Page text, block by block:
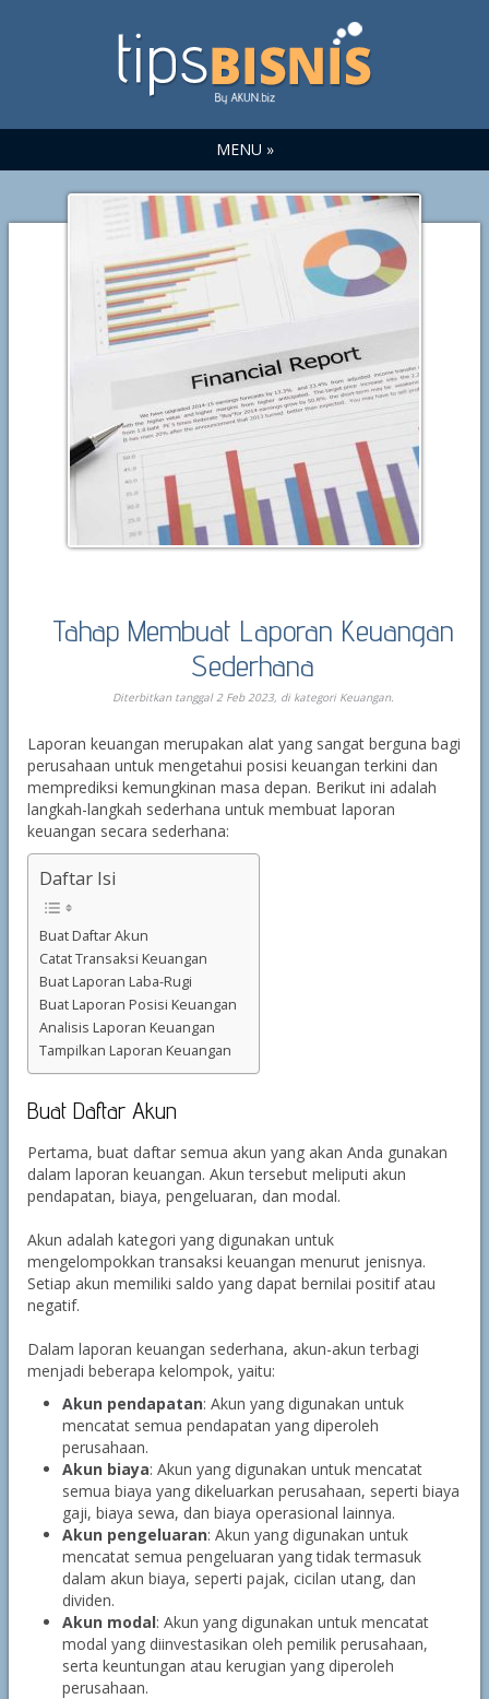
MENU »
Tahap Membuat Laporan Keuangan
Sederhana
Diterbitkan tanggal 2 Feb 2023, di kategori Keuangan.
Laporan keuangan merupakan alat yang sangat berguna bagi
perusahaan untuk mengetahui posisi keuangan terkini dan
memprediksi kemungkinan masa depan. Berikut ini adalah
langkah-langkah sederhana untuk membuat laporan
keuangan secara sederhana:
Daftar Isi
Buat Daftar Akun
Catat Transaksi Keuangan
Buat Laporan Laba-Rugi
Buat Laporan Posisi Keuangan
Analisis Laporan Keuangan
Tampilkan Laporan Keuangan
Buat Daftar Akun
Pertama, buat daftar semua akun yang akan Anda gunakan
dalam laporan keuangan. Akun tersebut meliputi akun
pendapatan, biaya, pengeluaran, dan modal.
Akun adalah kategori yang digunakan untuk
mengelompokkan transaksi keuangan menurut jenisnya.
Setiap akun memiliki saldo yang dapat bernilai positif atau
negatif.
Dalam laporan keuangan sederhana, akun-akun terbagi
menjadi beberapa kelompok, yaitu:
Akun pendapatan: Akun yang digunakan untuk
mencatat semua pendapatan yang diperoleh
perusahaan.
Akun biaya: Akun yang digunakan untuk mencatat
semua biaya yang dikeluarkan perusahaan, seperti biaya
gaji, biaya sewa, dan biaya operasional lainnya.
Akun pengeluaran: Akun yang digunakan untuk
mencatat semua pengeluaran yang tidak termasuk
dalam akun biaya, seperti pajak, cicilan utang, dan
dividen.
Akun modal: Akun yang digunakan untuk mencatat
modal yang diinvestasikan oleh pemilik perusahaan,
serta keuntungan atau kerugian yang diperoleh
perusahaan.